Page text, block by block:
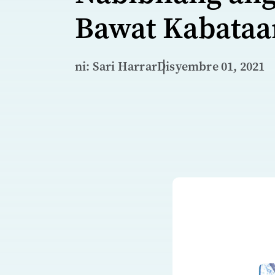
Bawat
ni: Sari HarrarDisyembre 01, 2021